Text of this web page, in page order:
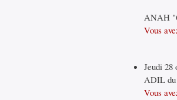
ANAH
Vous
Jeudi 28
ADIL du
Vous